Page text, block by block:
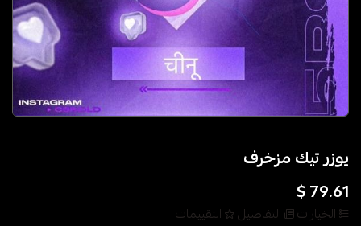
يوزر تيك مزخرف
79.61 $
الخيارات التفاصيل التقييمات